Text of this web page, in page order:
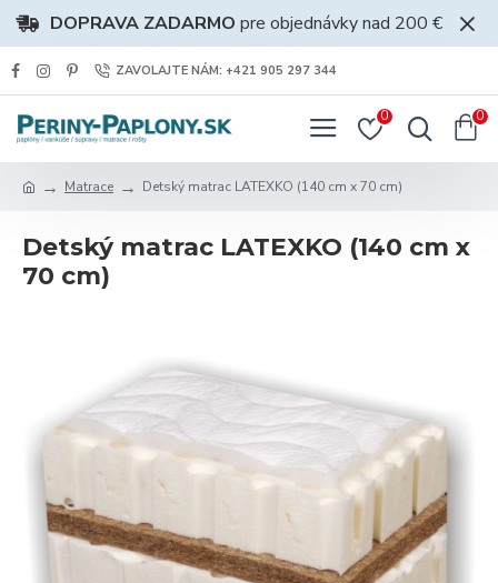
DOPRAVA ZADARMO pre objednávky nad 200 €
ZAVOLAJTE NÁM: +421 905 297 344
0 0
Matrace Detský matrac LATEXKO (140 cm x 70 cm)
Detský matrac LATEXKO (140 cm x
70 cm)